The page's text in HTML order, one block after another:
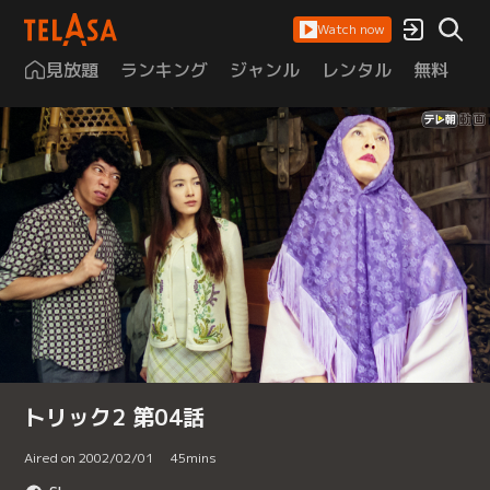
Watch now
見放題 ランキング ジャンル レンタル 無料
トリック2 第04話
Aired on 2002/02/01 45mins